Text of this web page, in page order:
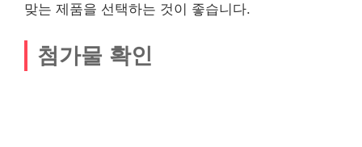
맞는 제품을 선택하는 것이 좋습니다.
첨가물 확인